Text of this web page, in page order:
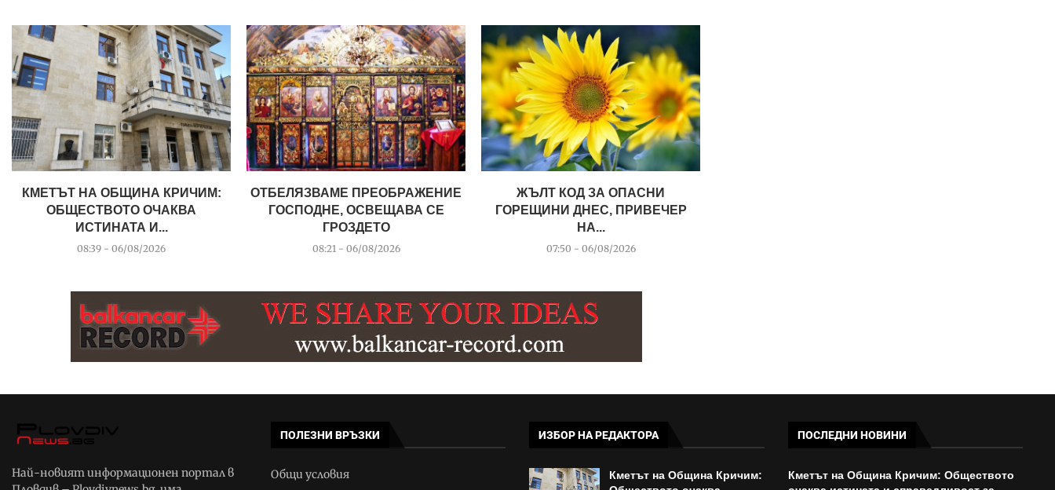
КМЕТЪТ НА ОБЩИНА КРИЧИМ:
ОБЩЕСТВОТО ОЧАКВА
ИСТИНАТА И...
08:39 - 06/08/2026
ОТБЕЛЯЗВАМЕ ПРЕОБРАЖЕНИЕ
ГОСПОДНЕ, ОСВЕЩАВА СЕ
ГРОЗДЕТО
08:21 - 06/08/2026
ЖЪЛТ КОД ЗА ОПАСНИ
ГОРЕЩИНИ ДНЕС, ПРИВЕЧЕР
НА...
07:50 - 06/08/2026
Най-новият информационен портал в
ПОЛЕЗНИ ВРЪЗКИ
Общи условия
ИЗБОР НА РЕДАКТОРА
Кметът на Община Кричим:
ПОСЛЕДНИ НОВИНИ
Кметът на Община Кричим: Обществото